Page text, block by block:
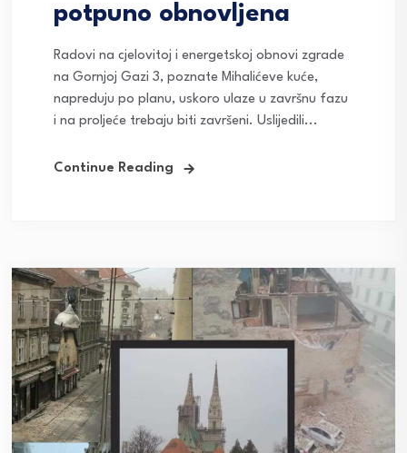
potpuno obnovljena
Radovi na cjelovitoj i energetskoj obnovi zgrade
na Gornjoj Gazi 3, poznate Mihalićeve kuće,
napreduju po planu, uskoro ulaze u završnu fazu
i na proljeće trebaju biti završeni. Uslijedili...
Continue Reading